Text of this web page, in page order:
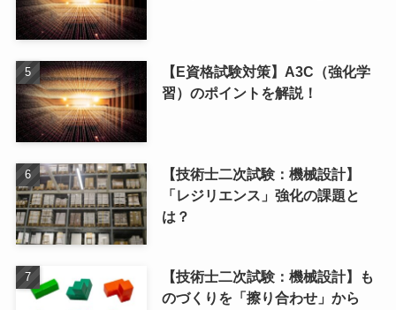
【E資格試験対策】A3C（強化学
習）のポイントを解説！
【技術士二次試験：機械設計】
「レジリエンス」強化の課題と
は？
【技術士二次試験：機械設計】も
のづくりを「擦り合わせ」から